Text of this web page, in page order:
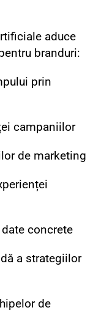
aduce
branduri:
prin
campaniilor
de marketing
concrete
a strategiilor
de